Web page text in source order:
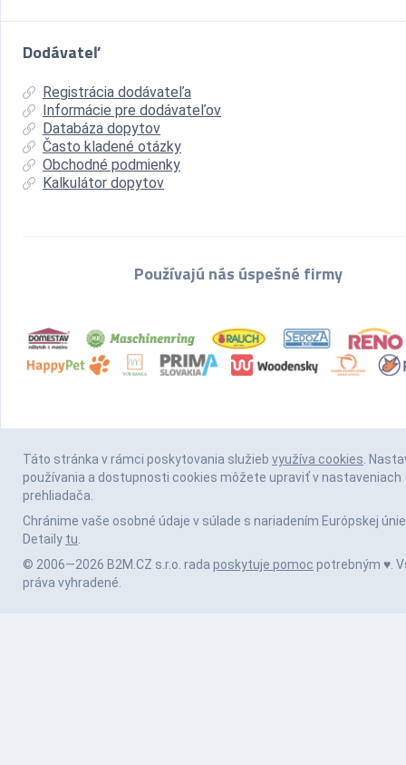
Dodávateľ
Registrácia dodávateľa
Informácie pre dodávateľov
Databáza dopytov
Často kladené otázky
Obchodné podmienky
Kalkulátor dopytov
Používajú nás úspešné firmy
Táto stránka v rámci poskytovania služieb využíva cookies.
používania a dostupnosti cookies môžete upraviť v nastaveniach
prehliadača.
Chránime vaše osobné údaje v súlade s nariadením Európskej únie
Detaily tu.
© 2006—2026 B2M.CZ s.r.o. rada poskytuje pomoc potrebným ♥️.
práva vyhradené.